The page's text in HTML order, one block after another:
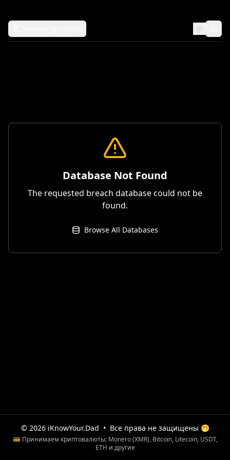
Database Not Found
The requested breach database could not be
found.
Browse All Databases
© 2026 iKnowYour.Dad • Все права не защищены 🤭
💳 Принимаем криптовалюты: Monero (XMR), Bitcoin, Litecoin, USDT,
ETH и другие